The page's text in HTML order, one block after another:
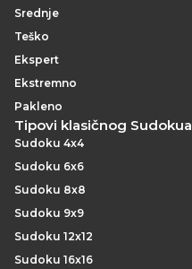
Srednje
Teško
Ekspert
Ekstremno
Pakleno
Tipovi klasičnog Sudokua
Sudoku 4x4
Sudoku 6x6
Sudoku 8x8
Sudoku 9x9
Sudoku 12x12
Sudoku 16x16